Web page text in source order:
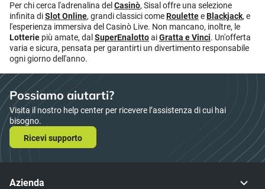
Per chi cerca l'adrenalina del Casinò, Sisal offre una selezione
infinita diSlot Online, grandi classici comeRouletteeBlackjack, e
l'esperienza immersiva del Casinò Live. Non mancano, inoltre, le
Lotterie più amate, dal SuperEnalottoaiGratta e Vinci. Un'offerta
varia e sicura, pensata per garantirti un divertimento responsabile
ogni giorno dell'anno.
Possiamo aiutarti?
Visita il nostro help center per ricevere l’assistenza di cui hai
bisogno.
Ricevi supporto
Azienda